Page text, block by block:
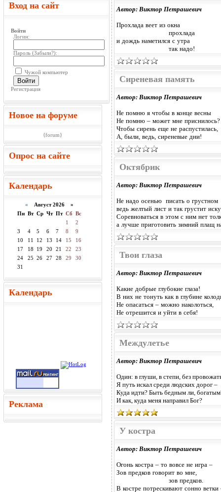
Вход на сайт
Войти
Логин:
Пароль (Забыли?):
Чужой компьютер
Войти
Регистрация
Новое на форуме
{forum}
Опрос на сайте
Календарь
« Август 2026 »
Пн Вт Ср Чт Пт Сб Вс
1
2
3
4 5 6 7 8
9
10
11 12 13 14 15
16
17
18 19 20 21 22
23
24
25 26 27 28 29
30
31
Календарь
Реклама
Автор: Виктор Петрашевич
Прохлада веет из окна
прохлада
и дождь наметился с утра
так надо!
Сиреневая память
Автор: Виктор Петрашевич
Не помню я чтобы в конце весны
Не помню – может мне приснилось?
Чтобы сирень еще не распустилась,
А, были, ведь, сиреневые дни!
Октябрик
Автор: Виктор Петрашевич
Не надо осенью писать о грустном
ведь желтый лист и так грустит
Соревноваться в этом с ним нет
а лучше приготовить зимний плащ
Твои глаза
Автор: Виктор Петрашевич
Какие добрые глубокие глаза!
В них не тонуть как в глубине
Не опасаться – можно наколоться,
Не отрешится и уйти в себя!
Междулетье
Автор: Виктор Петрашевич
Один: в глуши, в степи, без
Я путь искал среди людских дорог –
Куда идти? Быть бедным ли,
И как, куда меня направил Бог?
У костра
Автор: Виктор Петрашевич
Огонь костра – то вовсе не игра –
Зов предков говорит во мне,
зов предков.
В костре потрескивают сонно ветки